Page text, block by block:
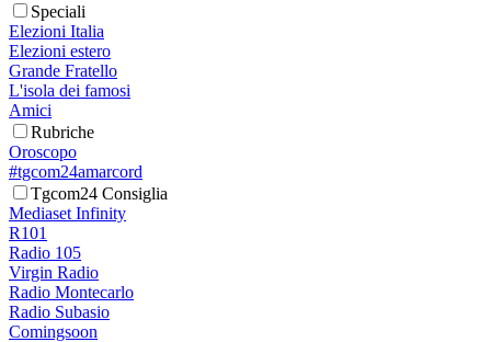
Speciali
Elezioni Italia
Elezioni estero
Grande Fratello
L'isola dei famosi
Amici
Rubriche
Oroscopo
#tgcom24amarcord
Tgcom24 Consiglia
Mediaset Infinity
R101
Radio 105
Virgin Radio
Radio Montecarlo
Radio Subasio
Comingsoon